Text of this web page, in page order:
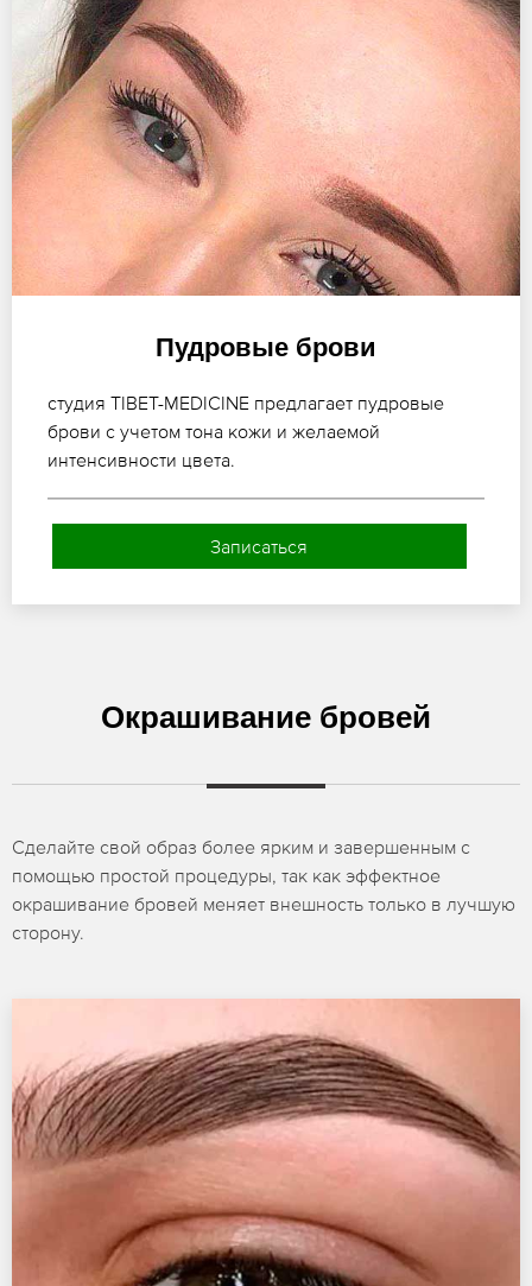
Пудровые брови
студия TIBET-MEDICINE предлагает пудровые
брови с учетом тона кожи и желаемой
интенсивности цвета.
Записаться
Окрашивание бровей
Сделайте свой образ более ярким и завершенным с
помощью простой процедуры, так как эффектное
окрашивание бровей меняет внешность только в лучшую
сторону.